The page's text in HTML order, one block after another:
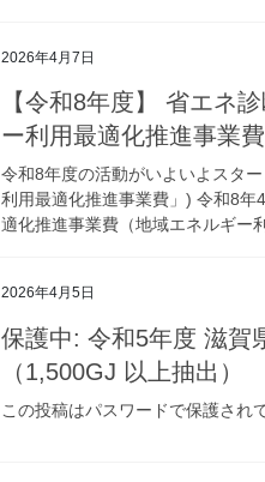
2026年4月7日
【令和8年度】 省エネ
ー利用最適化推進事業
令和8年度の活動がいよいよスタ
利用最適化推進事業費」) 令和8
適化推進事業費（地域エネルギー
2026年4月5日
保護中: 令和5年度 滋賀
（1,500GJ 以上抽出）
この投稿はパスワードで保護され